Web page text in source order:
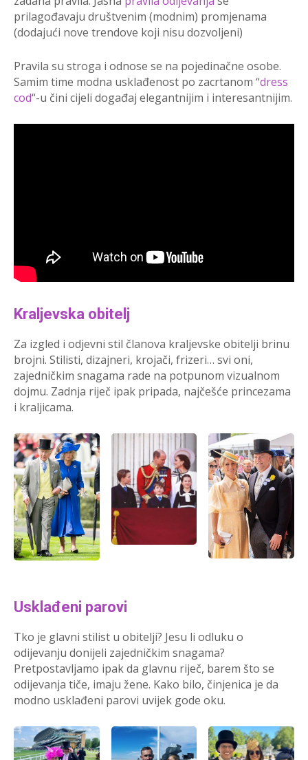
prilagođavaju društvenim (modnim) promjenama
(dodajući nove trendove koji nisu dozvoljeni)
Pravila su stroga i odnose se na pojedinačne osobe.
Samim time modna usklađenost po zacrtanom “dress
cod“-u čini cijeli događaj elegantnijim i interesantnijim.
Kraljevska obitelj
Za izgled i odjevni stil članova kraljevske obitelji brinu
brojni. Stilisti, dizajneri, krojači, frizeri… svi oni,
zajedničkim snagama rade na potpunom vizualnom
dojmu. Zadnja riječ ipak pripada, najčešće princezama
i kraljicama.
Usklađeni parovi
Tko je glavni stilist u obitelji? Jesu li odluku o
odijevanju donijeli zajedničkim snagama?
Pretpostavljamo ipak da glavnu riječ, barem što se
odijevanja tiče, imaju žene. Kako bilo, činjenica je da
modno usklađeni parovi uvijek gode oku.